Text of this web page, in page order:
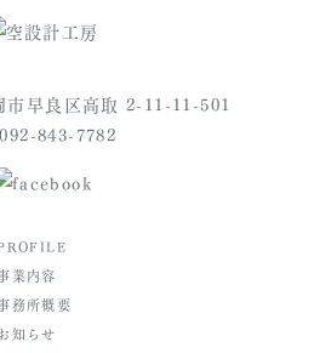
早良区高取 2-11-11-501
843-7782
業内容
務所概要
知らせ